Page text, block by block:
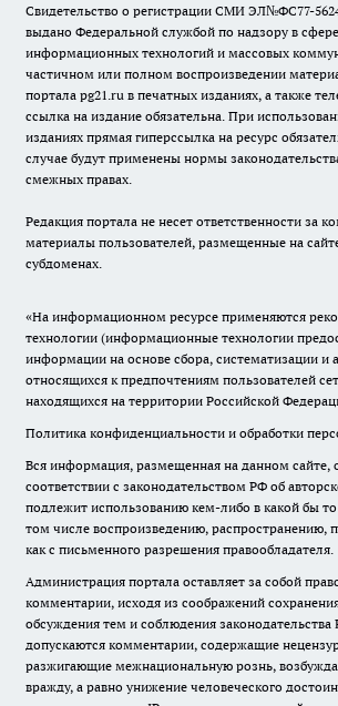
Свидетельство о регистрации СМИ ЭЛ№ФС77-
выдано Федеральной службой по надзору в
информационных технологий и массовых
частичном или полном воспроизведении
портала pg21.ru в печатных изданиях, а также
ссылка на издание обязательна. При
изданиях прямая гиперссылка на ресурс
случае будут применены нормы
смежных правах.
Редакция портала не несет ответственности за
материалы пользователей, размещенные на
субдоменах.
«На информационном ресурсе применяются
технологии (информационные технологии
информации на основе сбора, систематизации и
относящихся к предпочтениям пользователей
находящихся на территории Российской
Политика конфиденциальности и обработки
Вся информация, размещенная на данном сайте,
соответствии с законодательством РФ об
подлежит использованию кем-либо в какой бы
том числе воспроизведению, распространению,
как с письменного разрешения правообладателя.
Администрация портала оставляет за собой
комментарии, исходя из соображений
обсуждения тем и соблюдения законодательства
допускаются комментарии, содержащие
разжигающие межнациональную рознь,
вражду, а равно унижение человеческого